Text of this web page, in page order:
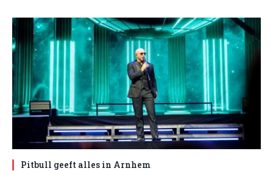
Pitbull geeft alles in Arnhem